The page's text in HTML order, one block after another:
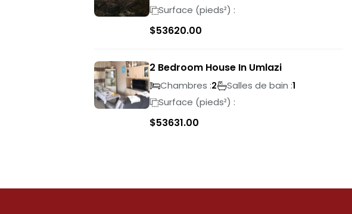
Surface (pieds²) :
$53620.00
2 Bedroom House In Umlazi
Chambres :2 Salles de bain :1
Surface (pieds²) :
$53631.00